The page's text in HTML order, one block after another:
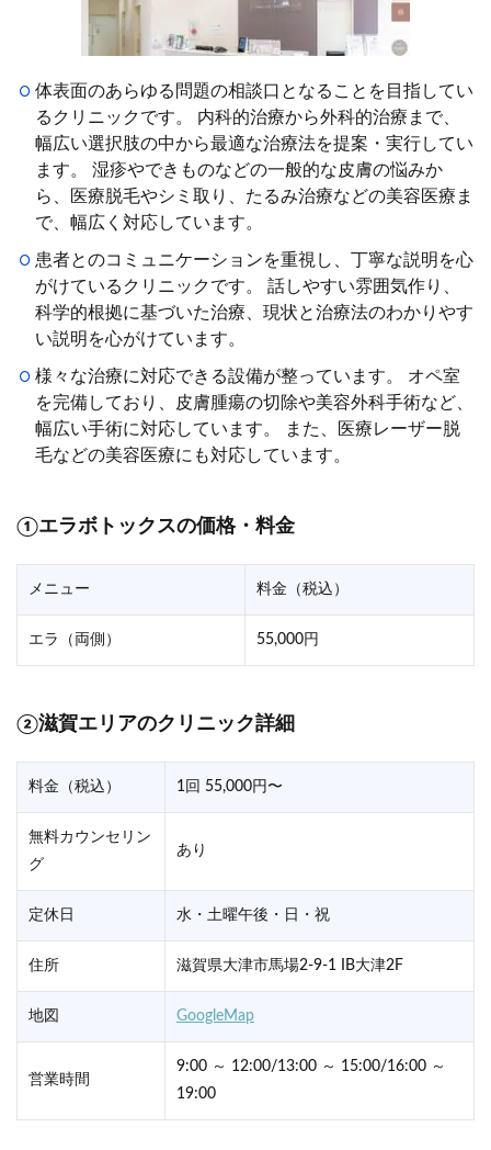
体表面のあらゆる問題の相談口となることを目指してい
るクリニックです。 内科的治療から外科的治療まで、
幅広い選択肢の中から最適な治療法を提案・実行してい
ます。 湿疹やできものなどの一般的な皮膚の悩みか
ら、医療脱毛やシミ取り、たるみ治療などの美容医療ま
で、幅広く対応しています。
患者とのコミュニケーションを重視し、丁寧な説明を心
がけているクリニックです。 話しやすい雰囲気作り、
科学的根拠に基づいた治療、現状と治療法のわかりやす
い説明を心がけています。
様々な治療に対応できる設備が整っています。 オペ室
を完備しており、皮膚腫瘍の切除や美容外科手術など、
幅広い手術に対応しています。 また、医療レーザー脱
毛などの美容医療にも対応しています。
①エラボトックスの価格・料金
メニュー 料金（税込）
エラ（両側） 55,000円
②滋賀エリアのクリニック詳細
料金（税込） 1回 55,000円〜
無料カウンセリン
グ
あり
定休日 水・土曜午後・日・祝
住所 滋賀県大津市馬場2-9-1 IB大津2F
地図 GoogleMap
営業時間
9:00 ～ 12:00/13:00 ～ 15:00/16:00 ～
19:00